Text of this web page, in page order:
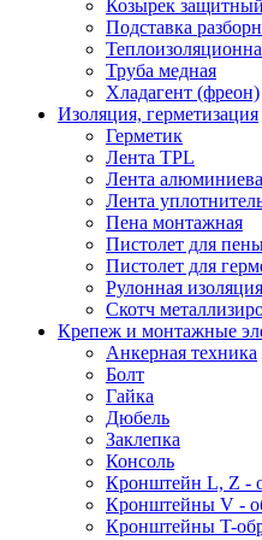
Козырек защитный
Подставка
Труба медная
Хладагент (фреон)
Изоляция, герметизация
Герметик
Лента TPL
Лента
Лента
Пена монтажная
Пистолет для
Пистолет для
Рулонная изоляция
Скотч
Крепеж и монтажные
Анкерная техника
Болт
Гайка
Дюбель
Заклепка
Консоль
Кронштейн L, Z -
Кронштейны V -
Кронштейны T-